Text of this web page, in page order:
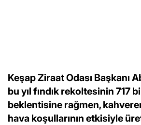
Keşap Ziraat Odası Başkanı
bu yıl fındık rekoltesinin 717
beklentisine rağmen,
hava koşullarının etkisiyle